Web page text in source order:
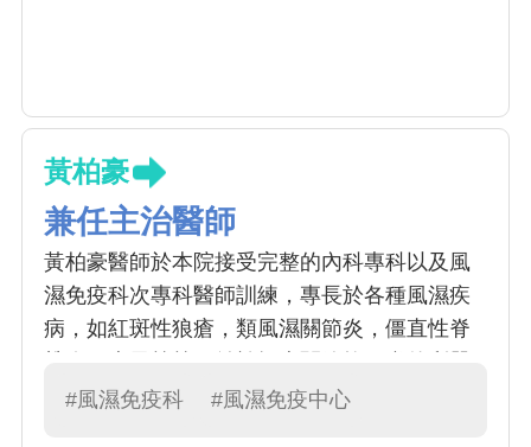
黃柏豪
兼任主治醫師
黃柏豪醫師於本院接受完整的內科專科以及風
濕免疫科次專科醫師訓練，專長於各種風濕疾
病，如紅斑性狼瘡，類風濕關節炎，僵直性脊
- 軟組織超音波上有所專精。且熱忱於教學方
#風濕免疫科 #風濕免疫中心